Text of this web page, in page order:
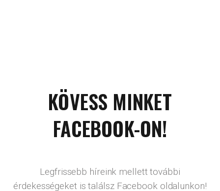
KÖVESS MINKET
FACEBOOK-ON!
Legfrissebb híreink mellett további
érdekességeket is találsz Facebook oldalunkon!